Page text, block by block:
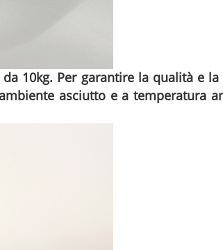
10kg. Per garantire la qualità e
asciutto e a temperatura